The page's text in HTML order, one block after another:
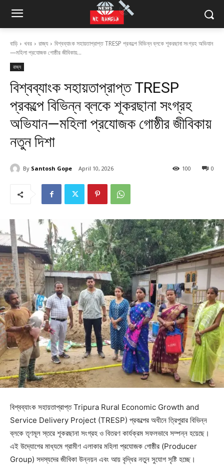
বাড়ি খবর রাজ্য
বিশ্বব্যাংক সহায়তাপ্রাপ্ত TRESP প্রকল্পে বিভিন্ন ব্লকে শূকরছানা সংগ্রহ অভিযান
—মহিলা প্রযোজক গোষ্ঠীর জীবিকায়...
রাজ্য
বিশ্বব্যাংক সহায়তাপ্রাপ্ত TRESP
প্রকল্পে বিভিন্ন ব্লকে শূকরছানা সংগ্রহ
অভিযান—মহিলা প্রযোজক গোষ্ঠীর জীবিকায়
নতুন দিশা
By Santosh Gope April 10, 2026 0
100
বিশ্বব্যাংক সহায়তাপ্রাপ্ত Tripura Rural Economic Growth and
Service Delivery Project (TRESP) প্রকল্পের অধীনে ত্রিপুরার বিভিন্ন
ব্লকে তৃণমূল স্তরে শূকরছানা সংগ্রহ ও বিতরণ কার্যক্রম সফলভাবে সম্পন্ন হয়েছে।
এই উদ্যোগের মাধ্যমে গ্রামীণ এলাকার মহিলা প্রযোজক গোষ্ঠীর (Producer
Group) সদস্যদের জীবিকা উন্নয়ন এবং আয় বৃদ্ধির নতুন সুযোগ সৃষ্টি হচ্ছে।